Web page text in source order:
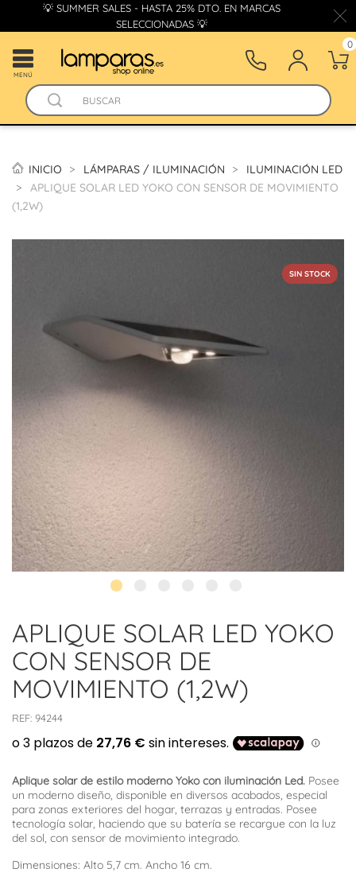
💡 SUMMER SALES - HASTA 25% DTO. EN MARCAS
SELECCIONADAS 💡
MENÚ
0
INICIO LÁMPARAS / ILUMINACIÓN
ILUMINACIÓN LED
APLIQUE SOLAR LED YOKO CON SENSOR DE MOVIMIENTO
(1,2W)
SIN STOCK
APLIQUE SOLAR LED YOKO
CON SENSOR DE
MOVIMIENTO (1,2W)
REF: 94244
Aplique solar de estilo moderno Yoko con iluminación Led. Posee
un moderno diseño, disponible en diversos acabados, especial
para zonas exteriores del hogar, terrazas y entradas. Posee
tecnología solar, haciendo que su batería se recargue con la luz
del sol, con sensor de movimiento integrado.
Dimensiones: Alto 5,7 cm. Ancho 16 cm.